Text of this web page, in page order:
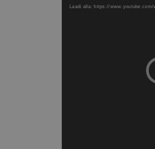
Laadi alla: https://www.youtube.com/